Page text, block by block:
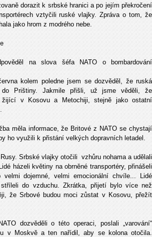
dorazit k srbské hranici a po jejím překročení
vztyčili ruské vlajky. Zpráva o tom, že
jako hrom z modrého nebe.
na slova šéfa NATO o bombardování
kolem poledne jsem se dozvěděl, že ruská
do Prištiny. Jakmile přišli, už jsme věděli, že
žijící v Kosovu a Metochiji, stejně jako ostatní
měla informace, že Britové z NATO se chystají
ho využili k přistání velkých dopravních letadel.
Srbské vlajky otočili vzhůru nohama a udělali
házeli květiny na obrněné transportéry, přinášeli
velmi dojemné, velmi emocionální chvíle... Lidé
do vzduchu. Zkrátka, přijetí bylo více než
že Srbové budou moci zůstat v Kosovu, přežít
dozvěděli o této operaci, poslali „varování“
v Moskvě a ten nařídil, aby se kolona otočila.